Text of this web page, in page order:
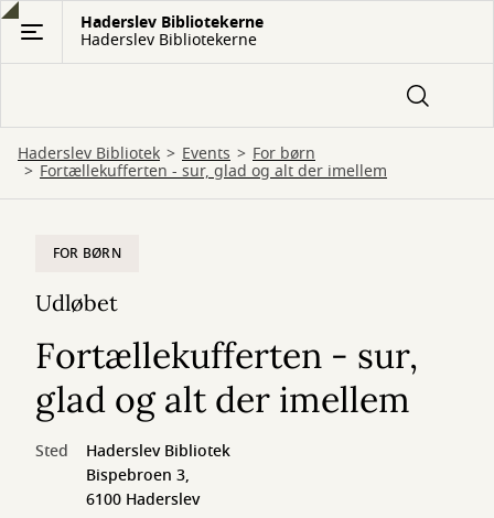
Gå
hovedindhold
Haderslev Bibliotekerne
Haderslev Bibliotekerne
Haderslev Bibliotek Events For børn
Fortællekufferten - sur, glad og alt der imellem
FOR BØRN
Udløbet
Fortællekufferten - sur,
glad og alt der imellem
Sted
Haderslev Bibliotek
Bispebroen 3,
6100 Haderslev